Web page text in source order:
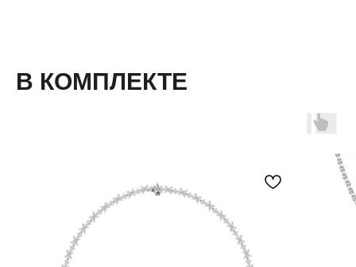
В КОМПЛЕКТЕ
( забота о клиентах )